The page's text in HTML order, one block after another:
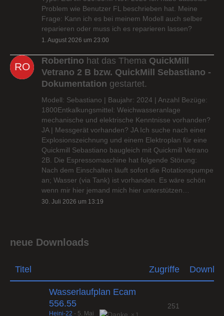
Problem wie Benutzer FL beschrieben hat. Meine
Frage: Kann ich es bei meinem Modell auch selber
reparieren oder muss ich es reparieren lassen?
1. August 2026 um 23:00
Robertino hat das Thema QuickMill
Vetrano 2 B bzw. QuickMill Sebastiano -
Dokumentation gestartet.
Modell: Sebastiano | Baujahr: 2024 | Anzahl Bezüge:
1800Entkalkungsmittel: Weichwasseranlage
mechanische und elektrische Kenntnisse vorhanden?
JA | Messgerät vorhanden? JA Ich suche nach einer
Explosionszeichnung und einem Elektroplan für eine
Quickmill Sebastiano baugleich mit Quickmill Vetrano
2B. Die Espressomaschine hat folgende Störung:
Nach dem Einschalten läuft sofort die Rotationspumpe
an; Wasser (via Tank) ist vorhanden. Es wäre schön
wenn mir hier jemand mich hier unterstützen…
30. Juli 2026 um 13:19
neue Downloads
Titel Zugriffe
Wasserlaufplan Ecam
556.55
Heini-22 - 5. Mai
251